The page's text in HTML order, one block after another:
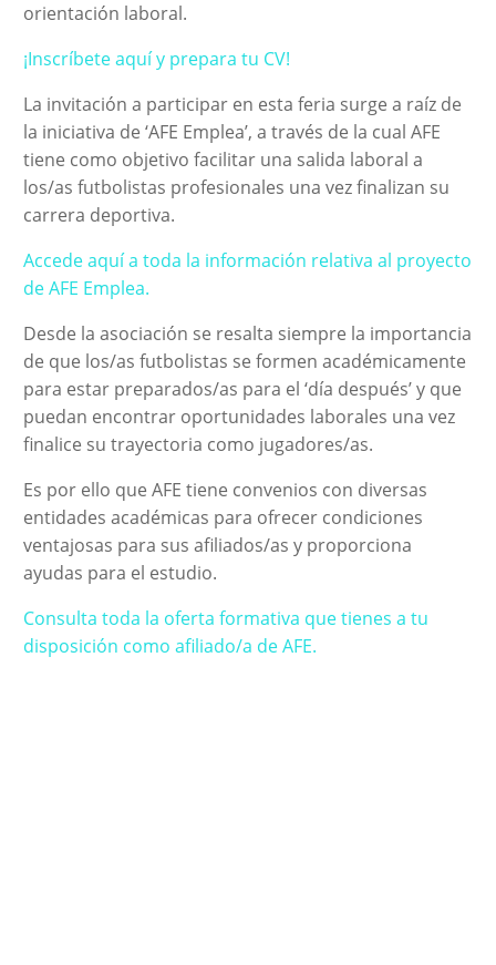
orientación laboral.
¡Inscríbete aquí y prepara tu CV!
La invitación a participar en esta feria surge a raíz de
la iniciativa de ‘AFE Emplea’, a través de la cual AFE
tiene como objetivo facilitar una salida laboral a
los/as futbolistas profesionales una vez finalizan su
carrera deportiva.
Accede aquí a toda la información relativa al proyecto
de AFE Emplea.
Desde la asociación se resalta siempre la importancia
de que los/as futbolistas se formen académicamente
para estar preparados/as para el ‘día después’ y que
puedan encontrar oportunidades laborales una vez
finalice su trayectoria como jugadores/as.
Es por ello que AFE tiene convenios con diversas
entidades académicas para ofrecer condiciones
ventajosas para sus afiliados/as y proporciona
ayudas para el estudio.
Consulta toda la oferta formativa que tienes a tu
disposición como afiliado/a de AFE.